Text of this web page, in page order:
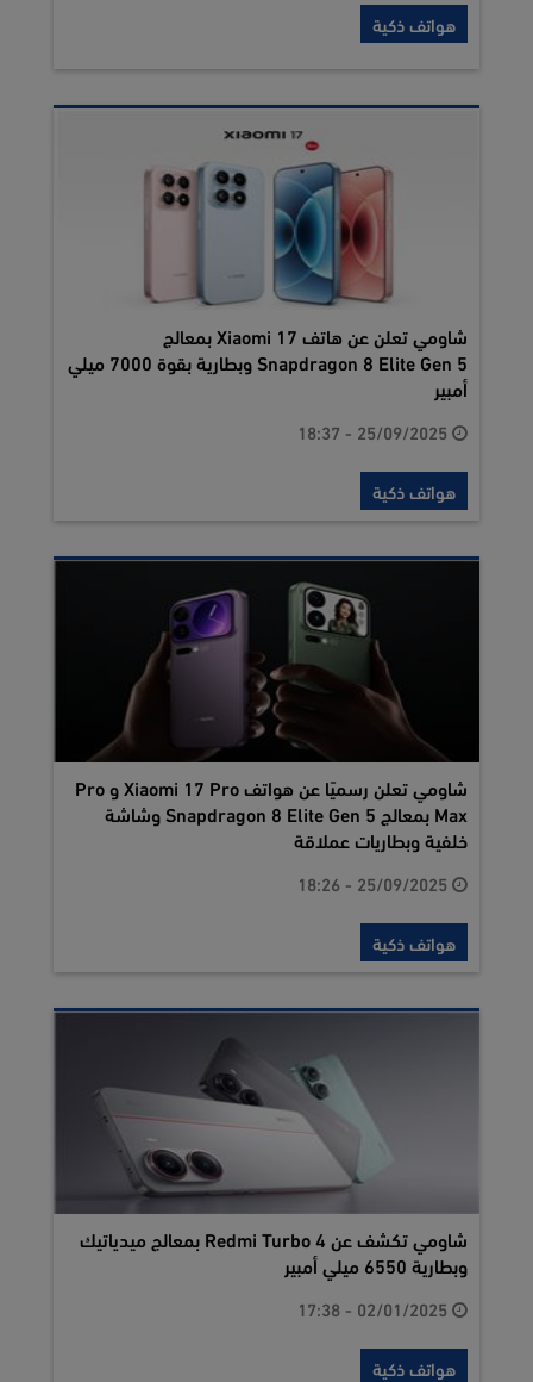
هواتف ذكية
شاومي تعلن عن هاتف Xiaomi 17 بمعالج
Snapdragon 8 Elite Gen 5 وبطارية بقوة 7000 ميلي
أمبير
هواتف ذكية
شاومي تعلن رسميًا عن هواتف Xiaomi 17 Pro و Pro
Max بمعالج Snapdragon 8 Elite Gen 5 وشاشة
خلفية وبطاريات عملاقة
هواتف ذكية
شاومي تكشف عن Redmi Turbo 4 بمعالج ميدياتيك
وبطارية 6550 ميلي أمبير
هواتف ذكية